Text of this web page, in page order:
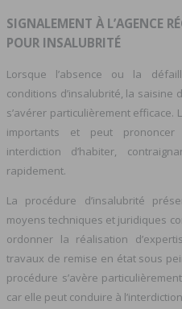
SIGNALEMENT À L’AGENCE
POUR INSALUBRITÉ
Lorsque l’absence ou la
conditions d’insalubrité, la saisine
s’avérer particulièrement efficace.
importants et peut prononcer
interdiction d’habiter,
rapidement.
La procédure d’insalubrité
moyens techniques et juridiques
ordonner la réalisation
travaux de remise en état sous
procédure s’avère
car elle peut conduire à